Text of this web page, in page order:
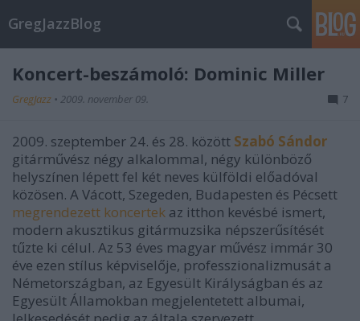
GregJazzBlog
Koncert-beszámoló: Dominic Miller
GregJazz • 2009. november 09. 7
2009. szeptember 24. és 28. között Szabó Sándor
gitárművész négy alkalommal, négy különböző
helyszínen lépett fel két neves külföldi előadóval
közösen. A Vácott, Szegeden, Budapesten és Pécsett
megrendezett koncertek az itthon kevésbé ismert,
modern akusztikus gitármuzsika népszerűsítését
tűzte ki célul. Az 53 éves magyar művész immár 30
éve ezen stílus képviselője, professzionalizmusát a
Németországban, az Egyesült Királyságban és az
Egyesült Államokban megjelentetett albumai,